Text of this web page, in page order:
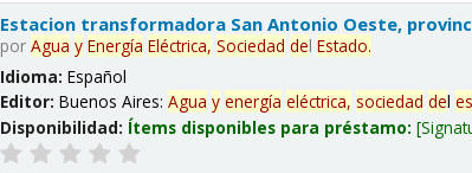
Estacion transformadora San Antonio Oeste,
porAgua y Energía Eléctrica, Sociedad delEstado.
Idioma:Español
Editor:Buenos Aires:Agua y energía eléctrica, sociedad del
Disponibilidad: Ítems disponibles para préstamo: